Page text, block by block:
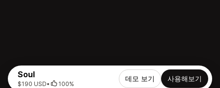
Soul
$190 USD• 100%
데모 보기 사용해보기